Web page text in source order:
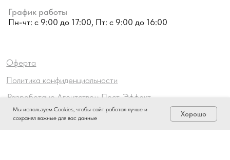
Мы используем Cookies, чтобы сайт работал лучше и
сохранял важные для вас данные
Хорошо